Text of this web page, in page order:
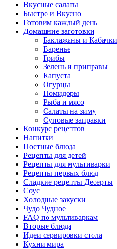
Вкусные салаты
Быстро и Вкусно
Готовим каждый день
Домашние заготовки
Баклажаны и Кабачки
Варенье
Грибы
Зелень и приправы
Капуста
Огурцы
Помидоры
Рыба и мясо
Салаты на зиму
Суповые заправки
Конкурс рецептов
Напитки
Постные блюда
Рецепты для детей
Рецепты для мультиварки
Рецепты первых блюд
Сладкие рецепты Десерты
Соус
Холодные закуски
Чудо Чудное
FAQ по мультиваркам
Вторые блюда
Идеи сервировки стола
Кухни мира